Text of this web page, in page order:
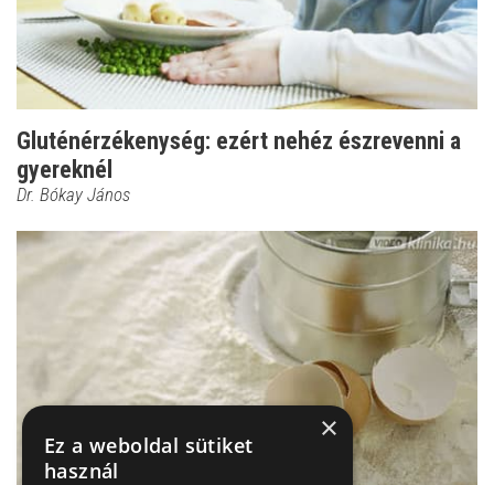
Gluténérzékenység: ezért nehéz észrevenni a
gyereknél
Dr. Bókay János
×
Ez a weboldal sütiket
használ